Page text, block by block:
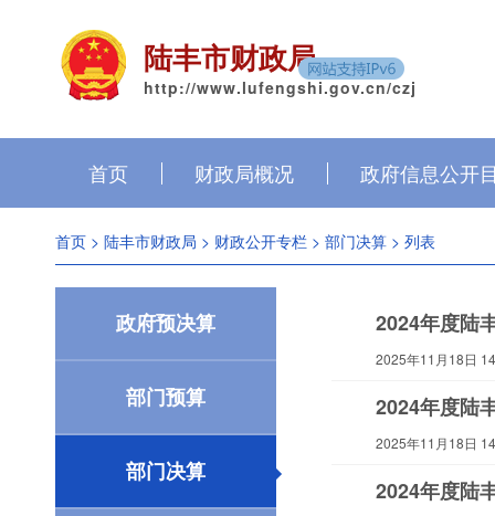
陆丰市财政局
http://www.lufengshi.gov.cn/czj
首页 财政局概况 政府信息公开
首页 > 陆丰市财政局 > 财政公开专栏 > 部门决算 > 列表
政府预决算
部门预算
部门决算
2024年度陆
2025年11月18日
2024年度陆
2025年11月18日
2024年度陆